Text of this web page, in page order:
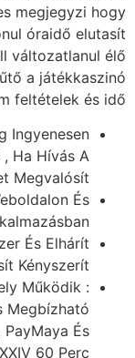
megjegyzi hogy
óraidő elutasít
változatlanul élő
a játékkaszinó
feltételek és idő .
Ingyenesen
Ha Hívás A
Megvalósít .
És
.
És Elhárít
Kényszerít
Működik :
Megbízható
És
60 Perc .